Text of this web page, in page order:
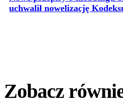
uchwalił nowelizację
Zobacz